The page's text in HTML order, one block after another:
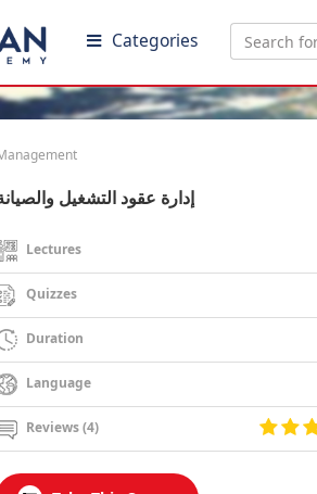
Categories
إدارة عقود التشغيل
Lectures
Quizzes
Duration
Language
Reviews (4)